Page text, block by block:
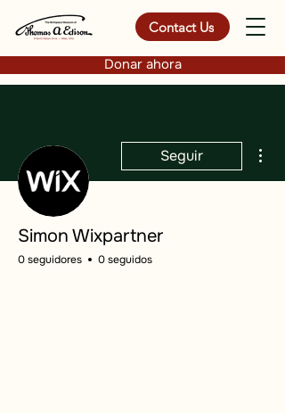
Contact Us
Donar ahora
Seguir
Simon Wixpartner
0 seguidores 0 seguidos